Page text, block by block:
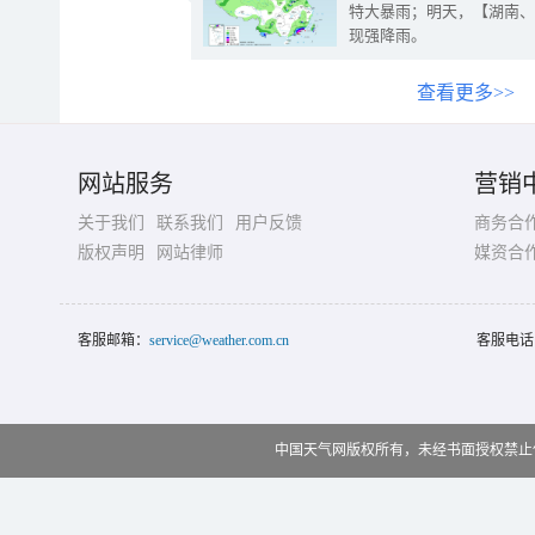
特大暴雨；明天，【湖南
现强降雨。
查看更多>>
网站服务
关于我们 联系我们
用户反馈
版权声明
网站律师
营销
商务合
媒资合
客服邮箱： service@weather.com.cn 客服电
中国天气网版权所有，未经书面授权